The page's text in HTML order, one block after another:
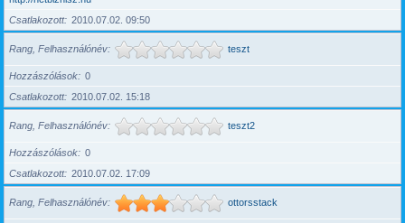
Csatlakozott
2010.07.02. 09:50
Rang, Felhasználónév teszt
Hozzászólások
0
Csatlakozott
2010.07.02. 15:18
Rang, Felhasználónév teszt2
Hozzászólások
0
Csatlakozott
2010.07.02. 17:09
Rang, Felhasználónév ottorsstack